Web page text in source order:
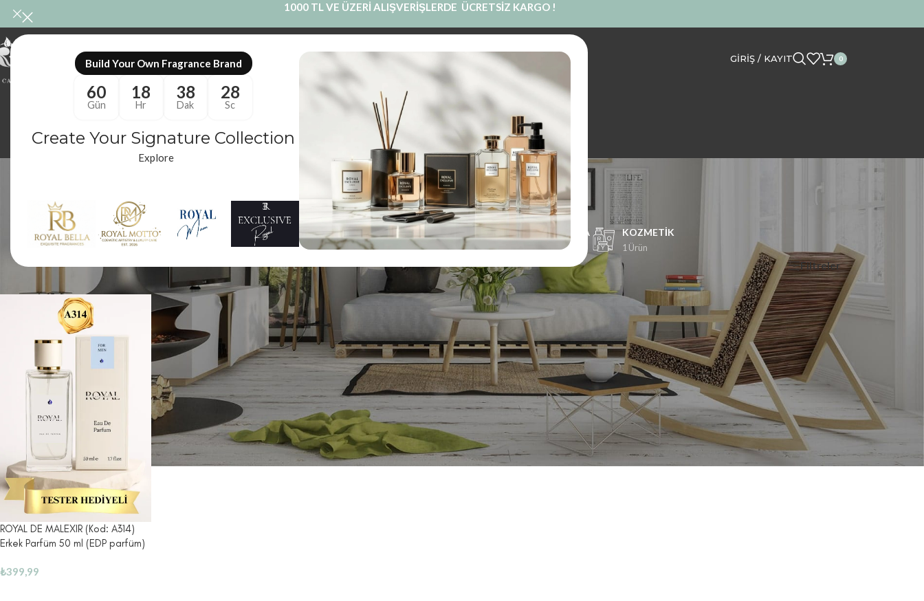
Build Your Own Fragrance Brand
60
Gün
18
Hr
38
Dak
27
Sc
Create Your Signature Collection
Explore
1000 TL VE ÜZERİ ALIŞVERİŞLERDE ÜCRETSİZ KARGO !
ONLINE SATIŞ PRIVATE LABEL KURUMSAL GIRIŞ / KAYIT 0
royal a314
ODA KOKUSU
86 Ürünler
MUM
101 Ürünler
PARFÜM
97 Ürünler
KOKU KESESI
14 Ürünler
KOLONYA
16 Ürünler
KOZMETIK
1 Ürün
Royal Mum/Ürünler “royal a314” olarak etiketlendi Göster 12 Filtreler
ROYAL DE MALEXIR (Kod: A314)
Erkek Parfüm 50 ml (EDP parfüm)
₺399,99